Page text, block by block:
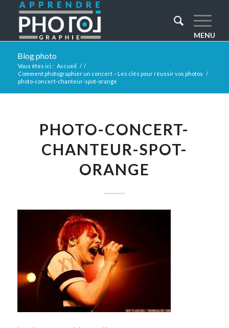
Blog photo
Vous êtes ici : Accueil / /
Comment photographier un concert – Les clés pour réussir vos photos /
photo-concert-chanteur-spot-orange
PHOTO-CONCERT-
CHANTEUR-SPOT-
ORANGE